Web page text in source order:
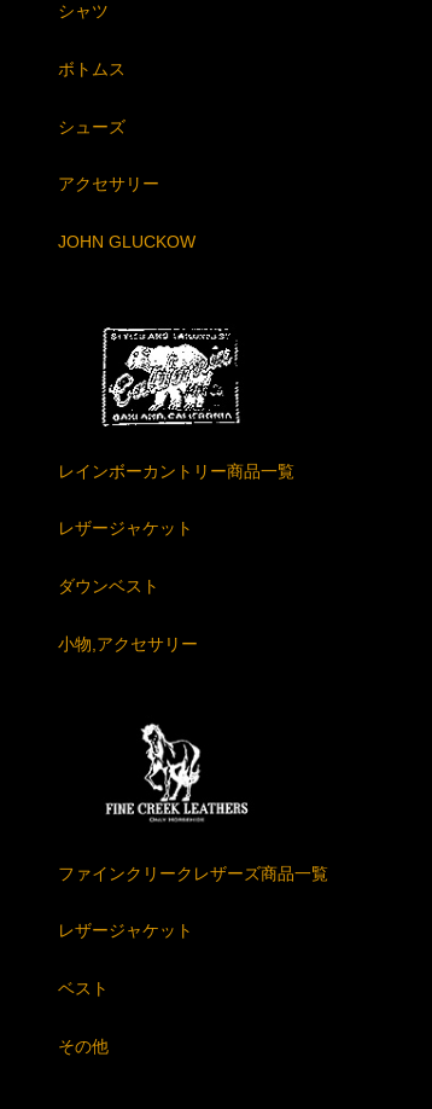
シャツ
ボトムス
シューズ
アクセサリー
JOHN GLUCKOW
レインボーカントリー商品一覧
レザージャケット
ダウンベスト
小物,アクセサリー
ファインクリークレザーズ商品一覧
レザージャケット
ベスト
その他